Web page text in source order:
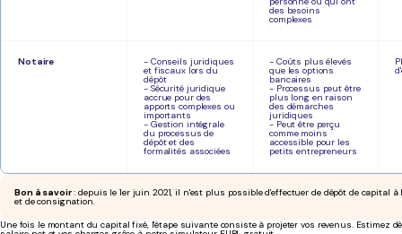
des besoins
complexes
Notaire - Conseils juridiques
et fiscaux lors du
dépôt
- Sécurité juridique
accrue pour des
apports complexes ou
importants
- Gestion intégrale
du processus de
dépôt et des
formalités associées
- Coûts plus élevés
que les options
bancaires
- Processus peut être
plus long en raison
des démarches
juridiques
- Peut être perçu
comme moins
accessible pour les
petits entrepreneurs
Bon à savoir: depuis le 1er juin 2021, il n'est plus possible d'effectuer de dépôt de capital à
et de consignation.
Une fois le montant du capital fixé, l'étape suivante consiste à projeter vos revenus. Estimez